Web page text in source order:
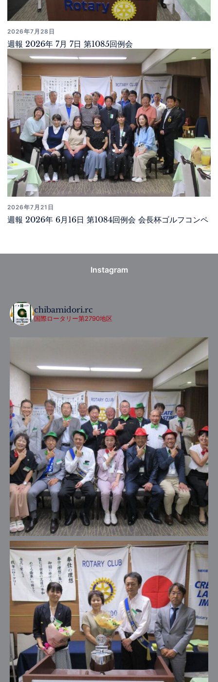
2026年7月28日
週報 2026年 7月 7日 第1085回例会
2026年7月21日
週報 2026年 6月16日 第1084回例会 会長杯ゴルフコンペ
Instagram
chibamidori.rc
国際ロータリー第2790地区